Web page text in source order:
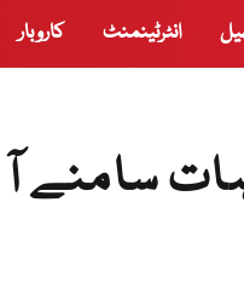
انٹرٹینمنٹ کاروبار
سامنے آ